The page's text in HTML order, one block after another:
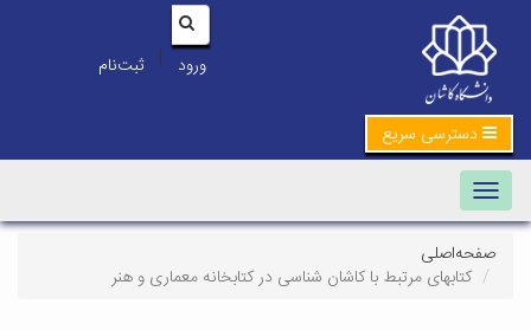
ورود | ثبت‌نام
دسترسی سریع
Toggle navigation
صفحه‌اصلی
کتابهای مرتبط با کاشان شناسی در کتابخانه معماری و هنر